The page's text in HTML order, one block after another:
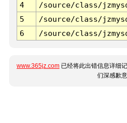
4
/source/class/
5
/source/class/
6
/source/class/
www.365jz.com 已经将此出错信息详细
们深感歉